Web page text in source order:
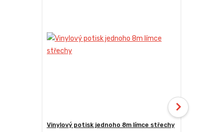
Vinylový potisk jednoho 8m límce střechy